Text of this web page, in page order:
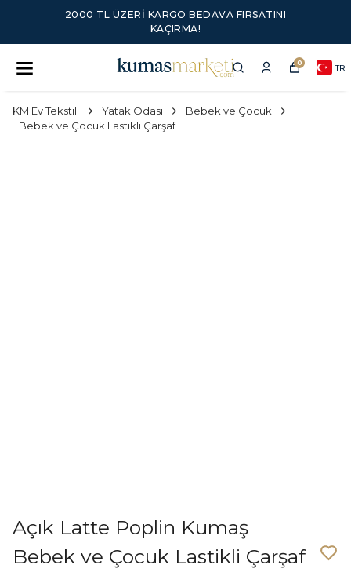
2000 TL ÜZERI KARGO BEDAVA FIRSATINI
KAÇIRMA!
0 TR
KM Ev Tekstili Yatak Odası
Bebek ve Çocuk
Bebek ve Çocuk Lastikli Çarşaf
Açık Latte Poplin Kumaş
Bebek ve Çocuk Lastikli Çarşaf